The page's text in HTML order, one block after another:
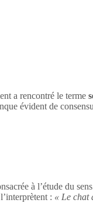
a rencontré le terme
évident de
à l’étude du
: « Le chat